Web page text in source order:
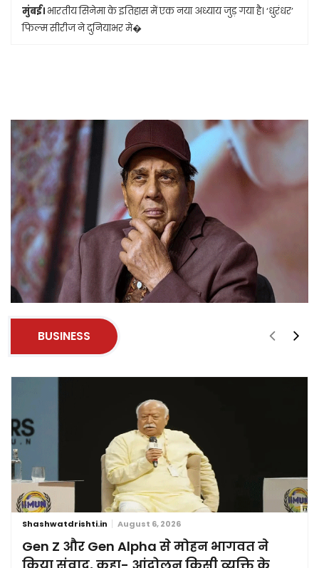
मुंबई। भारतीय सिनेमा के इतिहास में एक नया अध्याय जुड़ गया है। ‘धुरंधर’
फिल्म सीरीज ने दुनियाभर मे�
BUSINESS
Shashwatdrishti.in August 6, 2026
Gen Z और Gen Alpha से मोहन भागवत ने